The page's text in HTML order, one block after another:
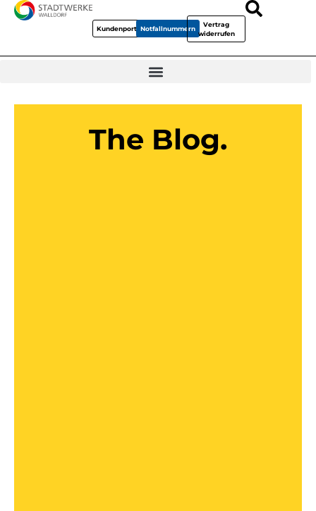
KundenportalNotfallnummern
Vertrag
widerrufen
The Blog.